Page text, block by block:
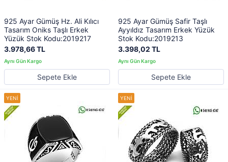
925 Ayar Gümüş Hz. Ali Kılıcı
Tasarım Oniks Taşlı Erkek
Yüzük Stok Kodu:2019217
3.978,66 TL
Sepete Ekle
925 Ayar Gümüş Safir Taşlı
Ayyıldız Tasarım Erkek Yüzük
Stok Kodu:2019213
3.398,02 TL
Sepete Ekle